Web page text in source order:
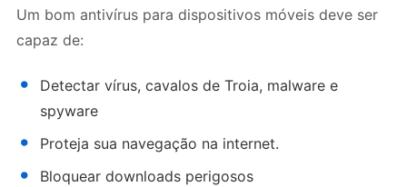
Um bom antivírus para dispositivos móveis deve ser
capaz de:
Detectar vírus, cavalos de Troia, malware e
spyware
Proteja sua navegação na internet.
Bloquear downloads perigosos